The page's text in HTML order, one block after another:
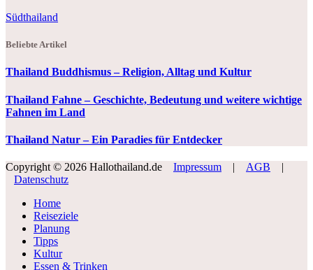
Südthailand
Beliebte Artikel
Thailand Buddhismus – Religion, Alltag und Kultur
Thailand Fahne – Geschichte, Bedeutung und weitere wichtige
Fahnen im Land
Thailand Natur – Ein Paradies für Entdecker
Copyright © 2026 Hallothailand.de Impressum | AGB
|
Datenschutz
Home
Reiseziele
Planung
Tipps
Kultur
Essen & Trinken